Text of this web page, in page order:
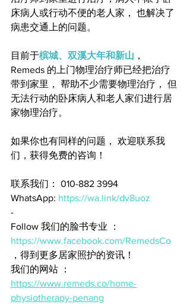
床病人或行动不便的老人家， 也解决了
病患交通上的问题。
目前于槟城、双溪大年和新山 ，
Remeds 的上门物理治疗师已经把治疗
带到家里， 帮助不少需要物理治疗， 但
无法行动的卧床病人和老人家们进行居
家物理治疗。
如果你也有同样的问题， 欢迎联系我
们，获得免费的咨询！
联系我们： 010-882 3994
WhatsApp: https://wa.link/dv8uoz
-
Follow 我们的脸书专业 ：
https://www.facebook.com/RemedsCo
，得到更多居家照护的资讯！
我们的网站 ：
https://www.remeds.co/home-
physiotherapy-penang